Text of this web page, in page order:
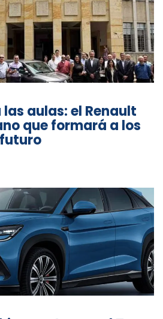
aulas: el Renault
que formará a los